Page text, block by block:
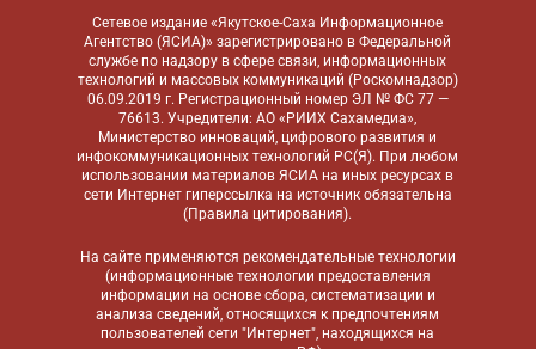
Сетевое издание «Якутское-Саха Информационное
Агентство (ЯСИА)» зарегистрировано в Федеральной
службе по надзору в сфере связи, информационных
технологий и массовых коммуникаций (Роскомнадзор)
06.09.2019 г. Регистрационный номер ЭЛ № ФС 77 —
76613. Учредители: АО «РИИХ Сахамедиа»,
Министерство инноваций, цифрового развития и
инфокоммуникационных технологий РС(Я). При любом
использовании материалов ЯСИА на иных ресурсах в
сети Интернет гиперссылка на источник обязательна
(Правила цитирования).
На сайте применяются рекомендательные технологии
(информационные технологии предоставления
информации на основе сбора, систематизации и
анализа сведений, относящихся к предпочтениям
пользователей сети "Интернет", находящихся на